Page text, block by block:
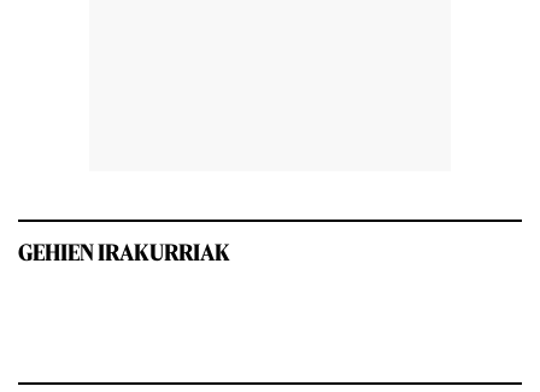
GEHIEN IRAKURRIAK